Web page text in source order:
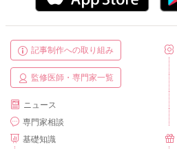
記事制作への取り組み
監修医師・専門家一覧
ニュース
専門家相談
基礎知識